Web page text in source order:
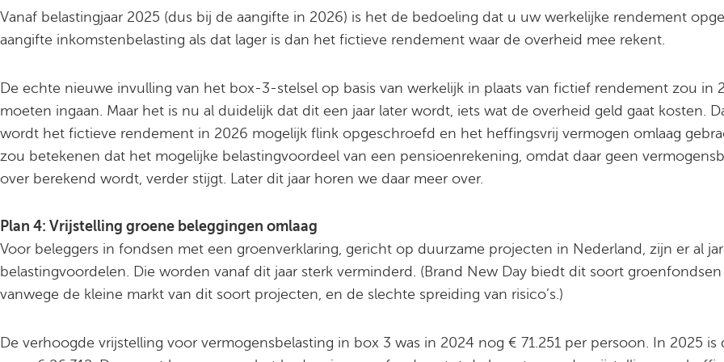
Vanaf belastingjaar 2025 (dus bij de aangifte in 2026) is het de bedoeling dat u uw werkelijke rendement
aangifte inkomstenbelasting als dat lager is dan het fictieve rendement waar de overheid mee rekent.
De echte nieuwe invulling van het box-3-stelsel op basis van werkelijk in plaats van fictief rendement zou in
moeten ingaan. Maar het is nu al duidelijk dat dit een jaar later wordt, iets wat de overheid geld gaat kosten.
wordt het fictieve rendement in 2026 mogelijk flink opgeschroefd en het heffingsvrij vermogen omlaag
zou betekenen dat het mogelijke belastingvoordeel van een pensioenrekening, omdat daar geen
over berekend wordt, verder stijgt. Later dit jaar horen we daar meer over.
Plan 4: Vrijstelling groene beleggingen omlaag
Voor beleggers in fondsen met een groenverklaring, gericht op duurzame projecten in Nederland, zijn er al
belastingvoordelen. Die worden vanaf dit jaar sterk verminderd. (Brand New Day biedt dit soort
vanwege de kleine markt van dit soort projecten, en de slechte spreiding van risico’s.)
De verhoogde vrijstelling voor vermogensbelasting in box 3 was in 2024 nog € 71.251 per persoon. In 2025 is